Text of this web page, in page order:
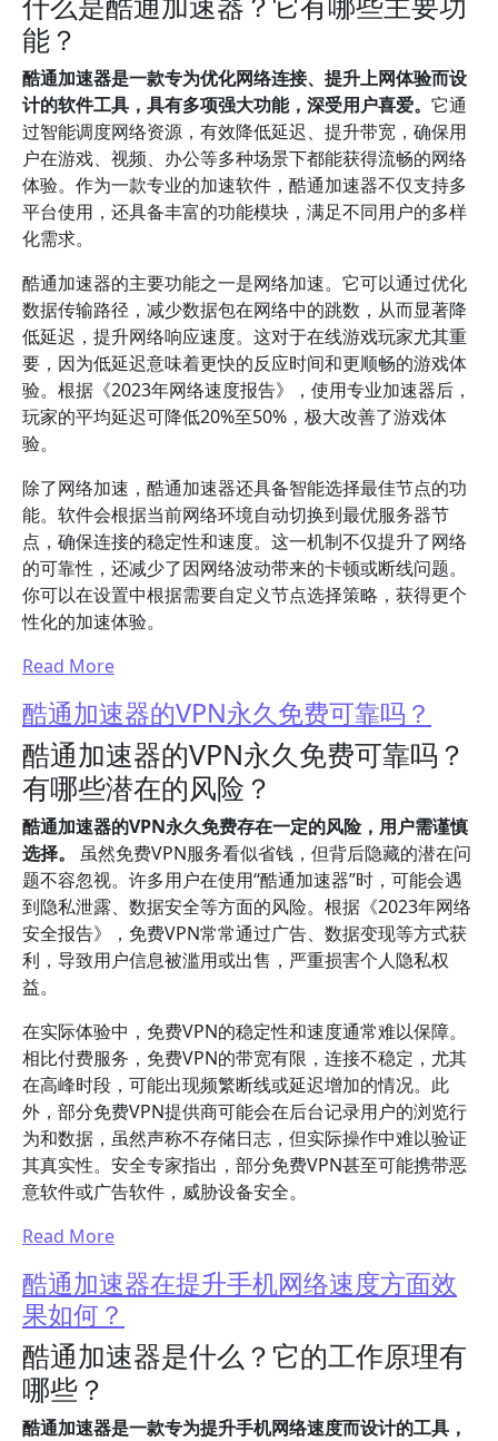
能？
酷通加速器是一款专为优化网络连接、提升上网体验而设
计的软件工具，具有多项强大功能，深受用户喜爱。 它通
过智能调度网络资源，有效降低延迟、提升带宽，确保用
户在游戏、视频、办公等多种场景下都能获得流畅的网络
体验。作为一款专业的加速软件，酷通加速器不仅支持多
平台使用，还具备丰富的功能模块，满足不同用户的多样
化需求。
酷通加速器的主要功能之一是网络加速。它可以通过优化
数据传输路径，减少数据包在网络中的跳数，从而显著降
低延迟，提升网络响应速度。这对于在线游戏玩家尤其重
要，因为低延迟意味着更快的反应时间和更顺畅的游戏体
验。根据《2023年网络速度报告》，使用专业加速器后，
玩家的平均延迟可降低20%至50%，极大改善了游戏体
验。
除了网络加速，酷通加速器还具备智能选择最佳节点的功
能。软件会根据当前网络环境自动切换到最优服务器节
点，确保连接的稳定性和速度。这一机制不仅提升了网络
的可靠性，还减少了因网络波动带来的卡顿或断线问题。
你可以在设置中根据需要自定义节点选择策略，获得更个
性化的加速体验。
Read More
酷通加速器的VPN永久免费可靠吗？
酷通加速器的VPN永久免费可靠吗？
有哪些潜在的风险？
酷通加速器的VPN永久免费存在一定的风险，用户需谨慎
选择。
虽然免费VPN服务看似省钱，但背后隐藏的潜在问
题不容忽视。许多用户在使用“酷通加速器”时，可能会遇
到隐私泄露、数据安全等方面的风险。根据《2023年网络
安全报告》，免费VPN常常通过广告、数据变现等方式获
利，导致用户信息被滥用或出售，严重损害个人隐私权
益。
在实际体验中，免费VPN的稳定性和速度通常难以保障。
相比付费服务，免费VPN的带宽有限，连接不稳定，尤其
在高峰时段，可能出现频繁断线或延迟增加的情况。此
外，部分免费VPN提供商可能会在后台记录用户的浏览行
为和数据，虽然声称不存储日志，但实际操作中难以验证
其真实性。安全专家指出，部分免费VPN甚至可能携带恶
意软件或广告软件，威胁设备安全。
Read More
酷通加速器在提升手机网络速度方面效
果如何？
酷通加速器是什么？它的工作原理有
哪些？
酷通加速器是一款专为提升手机网络速度而设计的工具，